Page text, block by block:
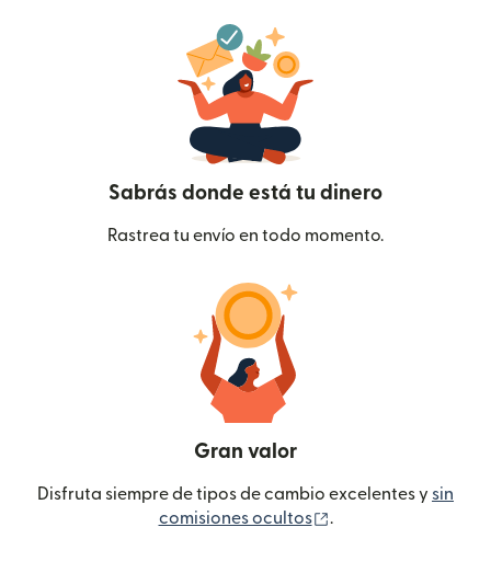
Sabrás donde está tu dinero
Rastrea tu envío en todo momento.
Gran valor
Disfruta siempre de tipos de cambio excelentes y sin
comisiones ocultos
.